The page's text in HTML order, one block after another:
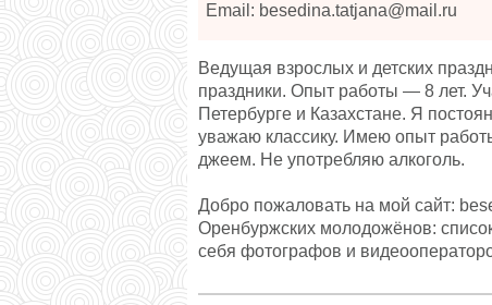
Email: besedina.tatjana@mail.ru
Ведущая взрослых и детских
праздники. Опыт работы — 8 лет.
Петербурге и Казахстане. Я
уважаю классику. Имею опыт
джеем. Не употребляю алкоголь.
Добро пожаловать на мой сайт:
Оренбуржских молодожёнов:
себя фотографов и